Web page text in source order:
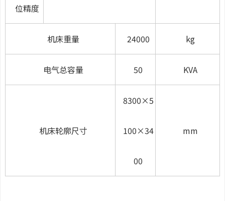
位精度
机床重量 24000 kg
电气总容量 50 KVA
机床轮廓尺寸
8300×5
100×34
00
mm